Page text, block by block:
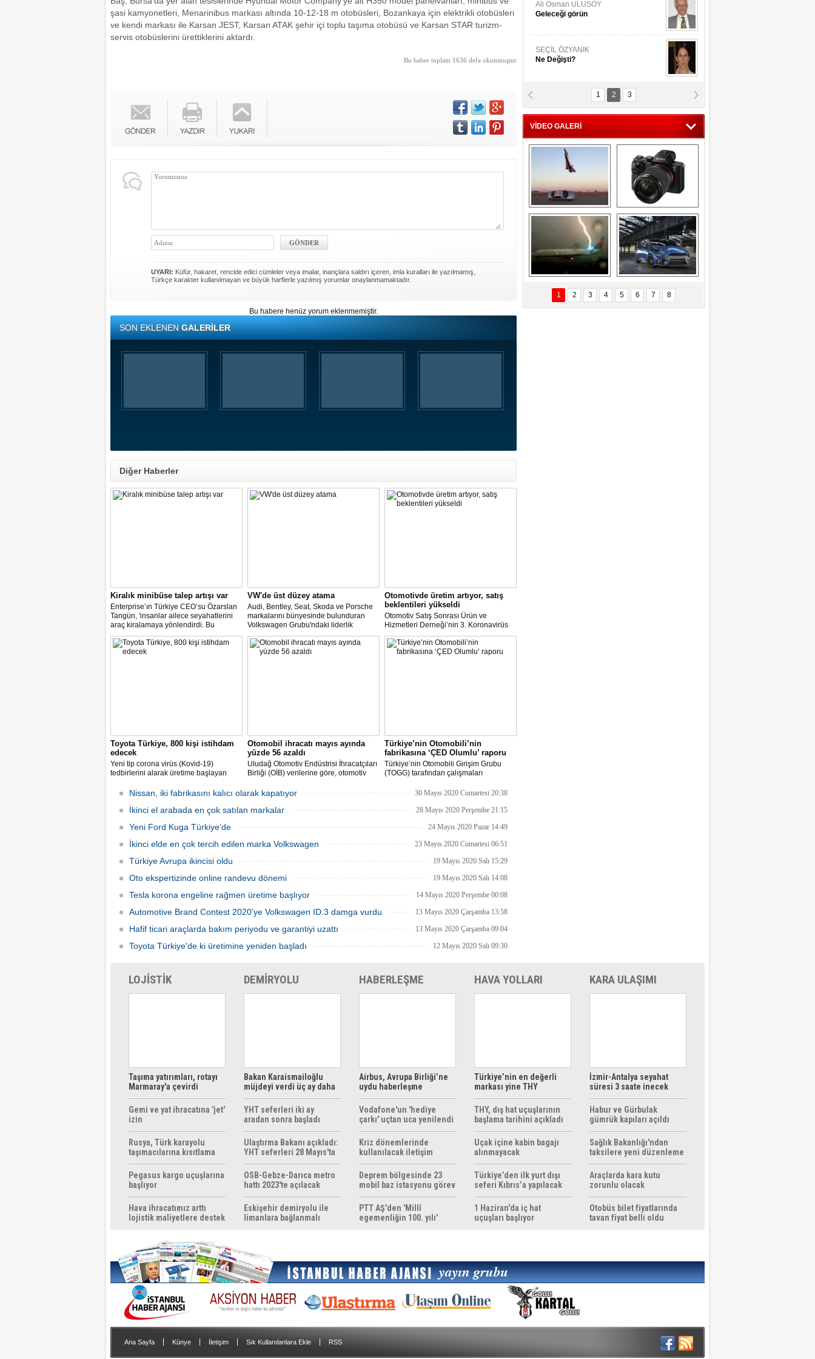
şasi kamyonetleri, Menarinibus markası altında 10-12-18 m otobüsleri, Bozankaya için elektrikli otobüsleri
ve kendi markası ile Karsan JEST, Karsan ATAK şehir içi toplu taşıma otobüsü ve Karsan STAR turizm-
servis otobüslerini ürettiklerini aktardı.
Bu haber toplam 1636 defa okunmuştur
UYARI: Küfür, hakaret, rencide edici cümleler veya imalar, inançlara saldırı içeren, imla kuralları ile yazılmamış,
Türkçe karakter kullanılmayan ve büyük harflerle yazılmış yorumlar onaylanmamaktadır.
Bu habere henüz yorum eklenmemiştir.
SON EKLENENGALERİLER
Diğer Haberler
Kiralık minibüse talep artışı var
Enterprise’ın Türkiye CEO’su Özarslan
Tangün, 'insanlar ailece seyahatlerini
araç kiralamaya yönlendirdi. Bu
noktada, bavul kullanımı ve kişi sayısı,
minibüs ve SUV gövde tipli araç
kiralamada geçen yıla göre yüzde 60’a
VW'de üst düzey atama
Audi, Bentley, Seat, Skoda ve Porsche
markalarını bünyesinde bulunduran
Volkswagen Grubu'ndaki liderlik
değişiminin şirketin güçlü işçi
temsilcileriyle maliyet indirimini
müzakere etmeye çalıştığı bir zamanda
Otomotivde üretim artıyor, satış
beklentileri yükseldi
Otomotiv Satış Sonrası Ürün ve
Hizmetleri Derneği’nin 3. Koronavirüs
Etki Araştırması’na göre; üretime devam
eden şirketlerin oranı yükselişe geçti.
Ara veren şirketler ise bu ay
Toyota Türkiye, 800 kişi istihdam
edecek
Yeni tip corona virüs (Kovid-19)
tedbirlerini alarak üretime başlayan
ve ihracat hedeflerini artırmak için
istihdam sağlayacak.
Otomobil ihracatı mayıs ayında
yüzde 56 azaldı
Uludağ Otomotiv Endüstrisi İhracatçıları
Birliği (OİB) verilerine göre, otomotiv
sürdüğü Mayıs ayında geçen senenin
aynı dönemine göre yüzde 56 düşüşle 1
milyar 203 milyon dolar ihracat
Türkiye’nin Otomobili’nin
fabrikasına ‘ÇED Olumlu’ raporu
Türkiye’nin Otomobili Girişim Grubu
(TOGG) tarafından çalışmaları
Türkiye’nin Otomobili yatırımı Bursa’nın
fabrika inşaatının başlayabilmesi için
aldı.
Nissan, iki fabrikasını kalıcı olarak kapatıyor 30 Mayıs 2020 Cumartesi 20:38
İkinci el arabada en çok satılan markalar 28 Mayıs 2020 Perşembe 21:15
Yeni Ford Kuga Türkiye’de 24 Mayıs 2020 Pazar 14:49
İkinci elde en çok tercih edilen marka Volkswagen 23 Mayıs 2020 Cumartesi 06:51
Türkiye Avrupa ikincisi oldu 19 Mayıs 2020 Salı 15:29
Oto ekspertizinde online randevu dönemi 19 Mayıs 2020 Salı 14:08
Tesla korona engeline rağmen üretime başlıyor 14 Mayıs 2020 Perşembe 00:08
Automotive Brand Contest 2020’ye Volkswagen ID.3 damga vurdu 13 Mayıs 2020 Çarşamba 13:58
Hafif ticari araçlarda bakım periyodu ve garantiyi uzattı 13 Mayıs 2020 Çarşamba 09:04
Toyota Türkiye'de ki üretimine yeniden başladı 12 Mayıs 2020 Salı 09:30
Ali Osman ULUSOY
Geleceği görün
SEÇİL ÖZYANIK
Ne Değişti?
MERİÇ KÖYATASI
Bayraksız Vatan !
1 2 3
VİDEO GALERİ
Savaş uçağı
pilotundan
muhteşem gösteri
Sony Alpha 7R II ön
inceleme
Delta uçağına
yıldırım çarptı
Ford Focus RS
(2015)
1 2 3 4 5 6 7 8
LOJİSTİK
Taşıma yatırımları, rotayı
Marmaray'a çevirdi
Gemi ve yat ihracatına 'jet'
izin
Rusya, Türk karayolu
taşımacılarına kısıtlama
getirebilir
Pegasus kargo uçuşlarına
başlıyor
Hava ihracatımız arttı
lojistik maliyetlere destek
DEMİRYOLU
Bakan Karaismailoğlu
müjdeyi verdi üç ay daha
ücretsiz
YHT seferleri iki ay
aradan sonra başladı
Ulaştırma Bakanı açıkladı:
YHT seferleri 28 Mayıs'ta
başlıyor
OSB-Gebze-Darıca metro
hattı 2023'te açılacak
Eskişehir demiryolu ile
limanlara bağlanmalı
HABERLEŞME
Airbus, Avrupa Birliği’ne
uydu haberleşme
çözümleri sunuyor
Vodafone'un 'hediye
çarkı' uçtan uca yenilendi
Kriz dönemlerinde
kullanılacak iletişim
yöntemleri rehberi
hazırlandı
Deprem bölgesinde 23
mobil baz istasyonu görev
yapıyor
PTT AŞ'den 'Millî
egemenliğin 100. yılı'
HAVA YOLLARI
Türkiye’nin en değerli
markası yine THY
THY, dış hat uçuşlarının
başlama tarihini açıkladı
Uçak içine kabin bagajı
alınmayacak
Türkiye’den ilk yurt dışı
seferi Kıbrıs’a yapılacak
1 Haziran'da iç hat
uçuşları başlıyor
KARA ULAŞIMI
İzmir-Antalya seyahat
süresi 3 saate inecek
Habur ve Gürbulak
gümrük kapıları açıldı
Sağlık Bakanlığı'ndan
taksilere yeni düzenleme
Araçlarda kara kutu
zorunlu olacak
Otobüs bilet fiyatlarında
tavan fiyat belli oldu
Ana Sayfa Künye İletişim Sık Kullanılanlara Ekle RSS